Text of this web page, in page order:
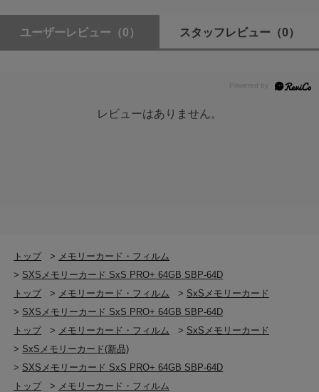
ユーザーレビュー （0） スタッフレビュー （0）
レビューはありません。
トップ > メモリーカード・フィルム
> SXSメモリーカード SxS PRO+ 64GB SBP-64D
トップ
> メモリーカード・フィルム > SxSメモリーカード
> SXSメモリーカード SxS PRO+ 64GB SBP-64D
トップ
> メモリーカード・フィルム > SxSメモリーカード
> SxSメモリーカード(新品)
> SXSメモリーカード SxS PRO+ 64GB SBP-64D
トップ
> メモリーカード・フィルム